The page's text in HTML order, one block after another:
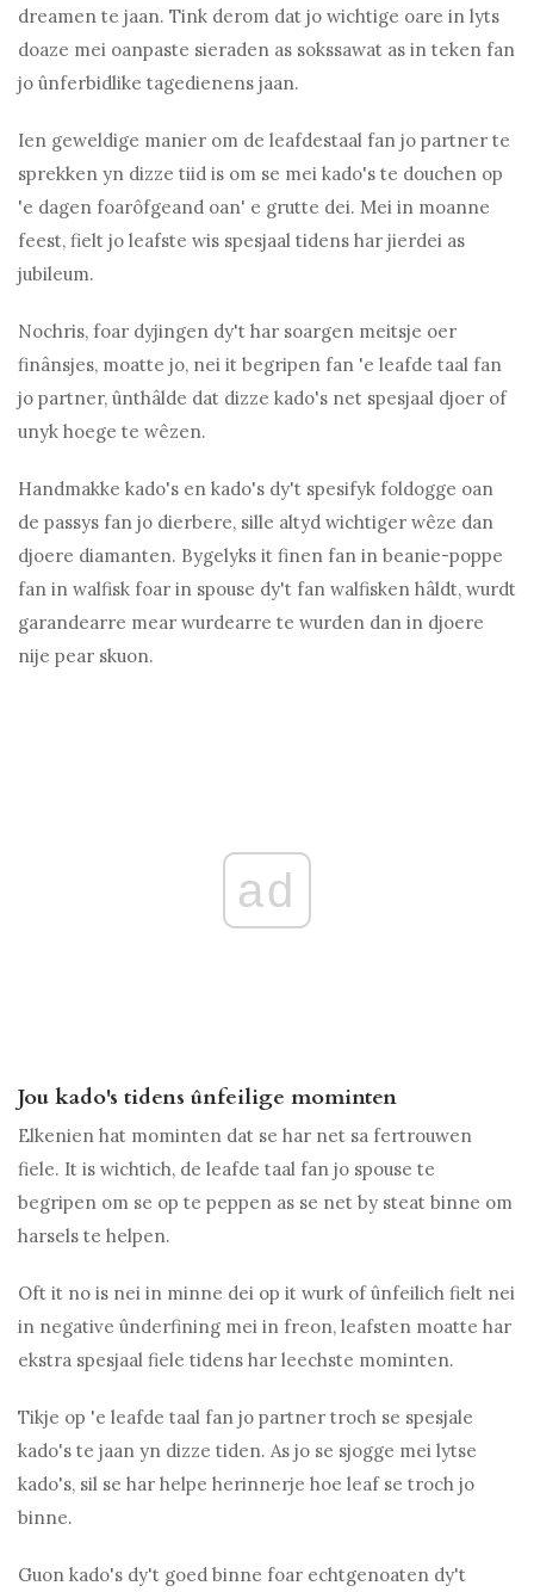
dreamen te jaan. Tink derom dat jo wichtige oare in lyts
doaze mei oanpaste sieraden as sokssawat as in teken fan
jo ûnferbidlike tagedienens jaan.
Ien geweldige manier om de leafdestaal fan jo partner te
sprekken yn dizze tiid is om se mei kado's te douchen op
'e dagen foarôfgeand oan' e grutte dei. Mei in moanne
feest, fielt jo leafste wis spesjaal tidens har jierdei as
jubileum.
Nochris, foar dyjingen dy't har soargen meitsje oer
finânsjes, moatte jo, nei it begripen fan 'e leafde taal fan
jo partner, ûnthâlde dat dizze kado's net spesjaal djoer of
unyk hoege te wêzen.
Handmakke kado's en kado's dy't spesifyk foldogge oan
de passys fan jo dierbere, sille altyd wichtiger wêze dan
djoere diamanten. Bygelyks it finen fan in beanie-poppe
fan in walfisk foar in spouse dy't fan walfisken hâldt, wurdt
garandearre mear wurdearre te wurden dan in djoere
nije pear skuon.
ad
Jou kado's tidens ûnfeilige mominten
Elkenien hat mominten dat se har net sa fertrouwen
fiele. It is wichtich, de leafde taal fan jo spouse te
begripen om se op te peppen as se net by steat binne om
harsels te helpen.
Oft it no is nei in minne dei op it wurk of ûnfeilich fielt nei
in negative ûnderfining mei in freon, leafsten moatte har
ekstra spesjaal fiele tidens har leechste mominten.
Tikje op 'e leafde taal fan jo partner troch se spesjale
kado's te jaan yn dizze tiden. As jo ​​se sjogge mei lytse
kado's, sil se har helpe herinnerje hoe leaf se troch jo
binne.
Guon kado's dy't goed binne foar echtgenoaten dy't